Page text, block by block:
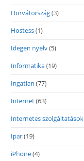
Horvátország(3)
Hostess(1)
Idegen nyelv(5)
Informatika(19)
Ingatlan (77)
Internet(63)
Internetes szolgáltatások
Ipar(19)
iPhone(4)